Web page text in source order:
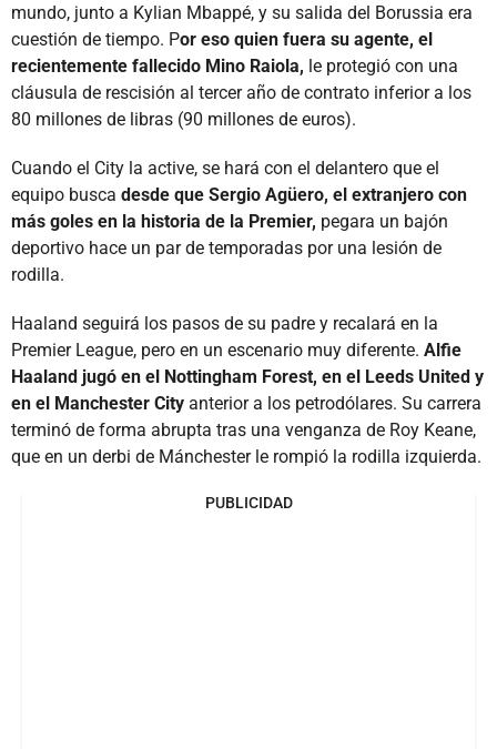
mundo, junto a Kylian Mbappé, y su salida del Borussia era
cuestión de tiempo. Por eso quien fuera su agente, el
recientemente fallecido Mino Raiola, le protegió con una
cláusula de rescisión al tercer año de contrato inferior a los
80 millones de libras (90 millones de euros).
Cuando el City la active, se hará con el delantero que el
equipo busca desde que Sergio Agüero, el extranjero con
más goles en la historia de la Premier, pegara un bajón
deportivo hace un par de temporadas por una lesión de
rodilla.
Haaland seguirá los pasos de su padre y recalará en la
Premier League, pero en un escenario muy diferente. Alfie
Haaland jugó en el Nottingham Forest, en el Leeds United y
en el Manchester City anterior a los petrodólares. Su carrera
terminó de forma abrupta tras una venganza de Roy Keane,
que en un derbi de Mánchester le rompió la rodilla izquierda.
PUBLICIDAD